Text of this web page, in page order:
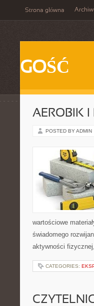
Strona główna
GOŚĆ
AEROBIK I
POSTED BY ADMIN
wartościowe
świadomego
aktywności
CATEGORIES: